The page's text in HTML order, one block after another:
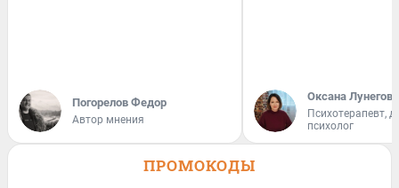
Погорелов Федор
Автор мнения
Оксана Лунегова
Психотерапевт,
психолог
ПРОМОКОДЫ